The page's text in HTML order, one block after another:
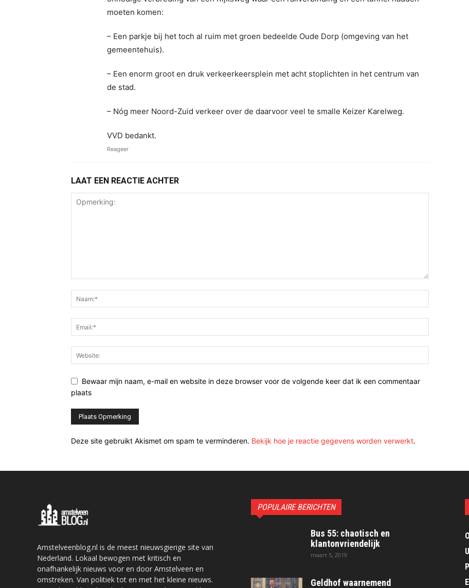
moeten komen:
– Een parkje bij het toch al ruim met groen bedeelde Oude Dorp (omgeving van het
gemeentehuis).
– Een enorm groot en druk verkeerkeersplein met acht stoplichten in het centrum van
de stad.
– Nóg meer Noord-Zuid verkeer over de daarvoor veel te smalle Keizer Karelweg.
VVD bedankt.
Reageer
LAAT EEN REACTIE ACHTER
Bewaar mijn naam, e-mail en website in deze browser voor de volgende keer dat ik een commentaar
plaats
Deze site gebruikt Akismet om spam te verminderen. Bekijk hoe je reactie gegevens worden verwerkt.
Amstelveenblog.nl is de meest nieuwsgierige site van
Nederland. Lokaal bewogen met kritisch en
onafhankelijk nieuws voor en door Amstelveen en
omstreken. Van politiek tot en met het kleine nieuws.
POPULAIRE BERICHTEN
Bus 55: chaotisch en
klantonvriendelijk
maart 5, 2019
Geldhof waarnemend